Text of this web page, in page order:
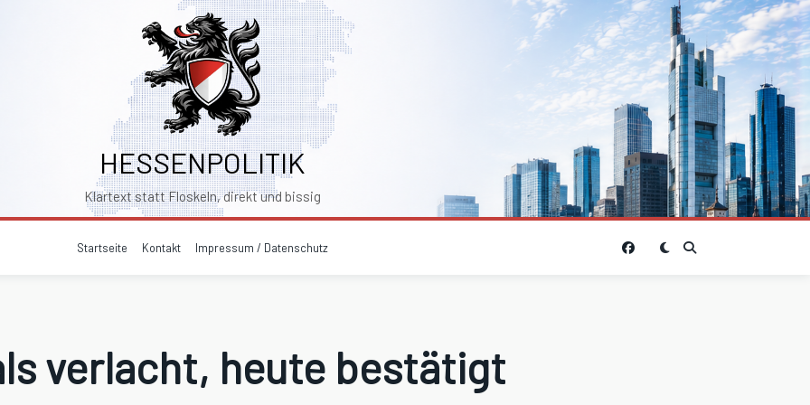
HESSENPOLITIK
Klartext statt Floskeln, direkt und bissig
Startseite Kontakt Impressum / Datenschutz
verlacht, heute bestätigt